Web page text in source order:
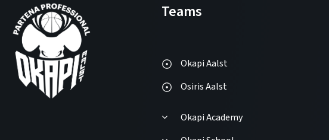
Teams
Okapi Aalst
Osiris Aalst
Okapi Academy